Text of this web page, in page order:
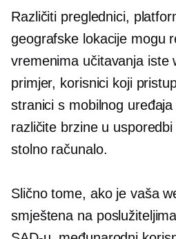
Različiti preglednici,
geografske lokacije mogu
vremenima učitavanja iste
primjer, korisnici koji
stranici s mobilnog
različite brzine u
stolno računalo.
Slično tome, ako je vaša
smještena na